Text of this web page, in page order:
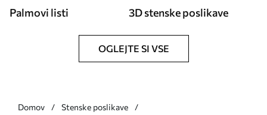
Palmovi listi 3D stenske poslikave
OGLEJTE SI VSE
Domov
Stenske poslikave